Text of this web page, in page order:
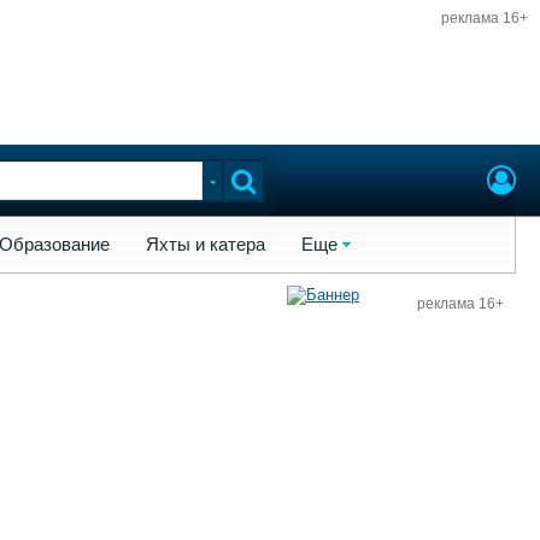
реклама 16+
Образование Яхты и катера Еще
реклама 16+